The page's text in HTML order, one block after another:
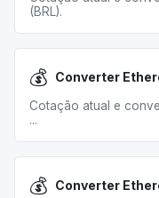
(BRL).
💰 Converter
Cotação atual e
...
💰 Converter